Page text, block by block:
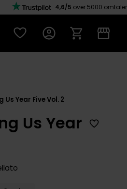
4,6/5 over 5000 omtaler
Year Five Vol. 2
Us Year